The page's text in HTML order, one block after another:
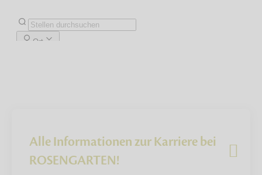
Alle Informationen zur Karriere bei
ROSENGARTEN!